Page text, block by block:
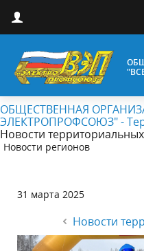
ОБЩЕСТВЕННАЯ
ЭЛЕКТРОПРОФСОЮЗ" -
Новости
Новости регионов
31 марта 2025
Новости